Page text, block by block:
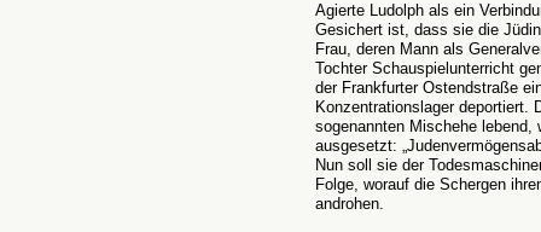
Agierte Ludolph als ein
Gesichert ist, dass sie die
Frau, deren Mann als
Tochter Schauspielunterricht
der Frankfurter Ostendstraße
Konzentrationslager deportiert.
sogenannten Mischehe lebend,
ausgesetzt:
Nun soll sie der
Folge, worauf die Schergen
androhen.